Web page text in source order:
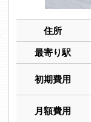
住所
最寄り駅
初期費用
月額費用